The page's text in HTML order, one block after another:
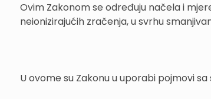
Ovim Zakonom se određuju načela i
neionizirajućih zračenja, u svrhu
U ovome su Zakonu u uporabi pojmovi